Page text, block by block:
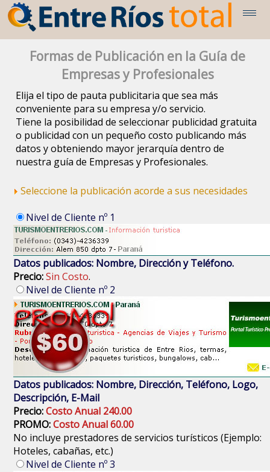
Formas de Publicación en la Guía de
Empresas y Profesionales
Elija el tipo de pauta publicitaria que sea más
conveniente para su empresa y/o servicio.
Tiene la posibilidad de seleccionar publicidad gratuita
o publicidad con un pequeño costo publicando más
datos y obteniendo mayor jerarquía dentro de
nuestra guía de Empresas y Profesionales.
Seleccione la publicación acorde a sus necesidades
Nivel de Cliente nº 1
Datos publicados: Nombre, Dirección y Teléfono.
Precio:Sin Costo.
Nivel de Cliente nº 2
Datos publicados: Nombre, Dirección, Teléfono, Logo,
Descripción, E-Mail
Precio:Costo Anual 240.00
PROMO:Costo Anual 60.00
No incluye prestadores de servicios turísticos (Ejemplo:
Hoteles, cabañas, etc.)
Nivel de Cliente nº 3